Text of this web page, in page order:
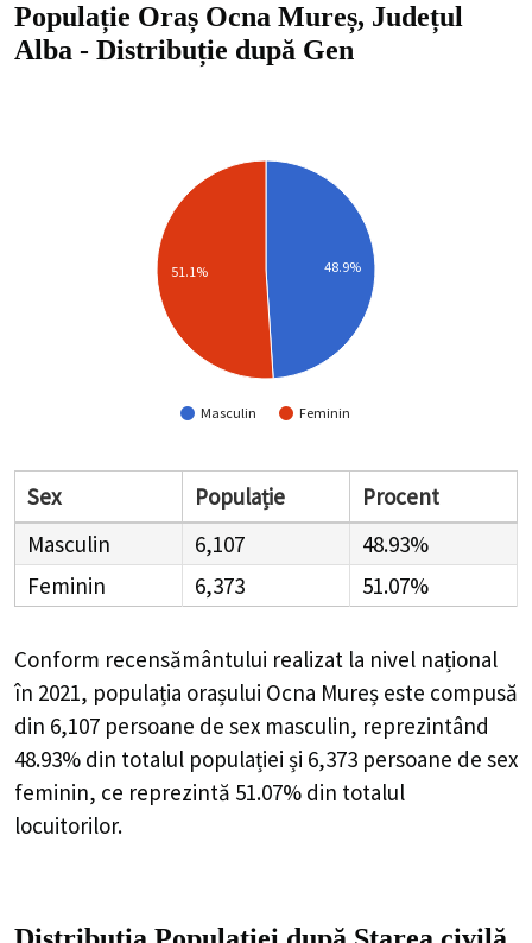
Populație Oraș Ocna Mureș, Județul
Alba - Distribuție după Gen
Masculin Feminin
48.9%
51.1%
Sex Populație
Procent
Masculin
6,107
48.93%
Feminin
6,373 51.07%
Conform recensământului realizat la nivel național
în 2021, populația orașului Ocna Mureș este compusă
din 6,107 persoane de sex masculin, reprezintând
48.93% din totalul populației și 6,373 persoane de sex
feminin, ce reprezintă 51.07% din totalul
locuitorilor.